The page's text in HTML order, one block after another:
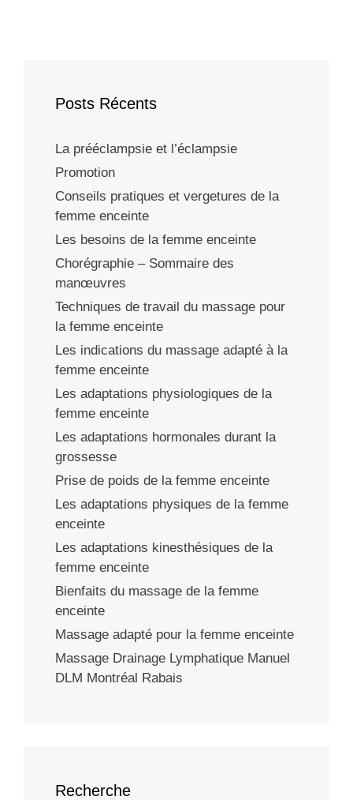
Posts Récents
La prééclampsie et l’éclampsie
Promotion
Conseils pratiques et vergetures de la
femme enceinte
Les besoins de la femme enceinte
Chorégraphie – Sommaire des
manœuvres
Techniques de travail du massage pour
la femme enceinte
Les indications du massage adapté à la
femme enceinte
Les adaptations physiologiques de la
femme enceinte
Les adaptations hormonales durant la
grossesse
Prise de poids de la femme enceinte
Les adaptations physiques de la femme
enceinte
Les adaptations kinesthésiques de la
femme enceinte
Bienfaits du massage de la femme
enceinte
Massage adapté pour la femme enceinte
Massage Drainage Lymphatique Manuel
DLM Montréal Rabais
Recherche